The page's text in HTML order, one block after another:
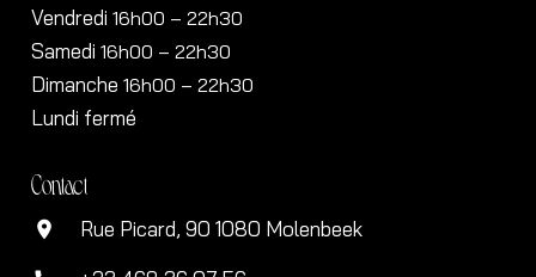
Vendredi 16h00 – 22h30
Samedi 16h00 – 22h30
Dimanche 16h00 – 22h30
Lundi fermé
Contact
location_on Rue Picard, 90 1080 Molenbeek